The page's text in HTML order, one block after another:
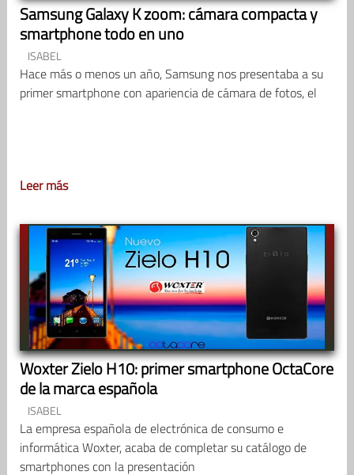
Samsung Galaxy K zoom: cámara compacta y
smartphone todo en uno
ISABEL
Hace más o menos un año, Samsung nos presentaba a su
primer smartphone con apariencia de cámara de fotos, el
Leer más
Woxter Zielo H10: primer smartphone OctaCore
de la marca española
ISABEL
La empresa española de electrónica de consumo e
informática Woxter, acaba de completar su catálogo de
smartphones con la presentación